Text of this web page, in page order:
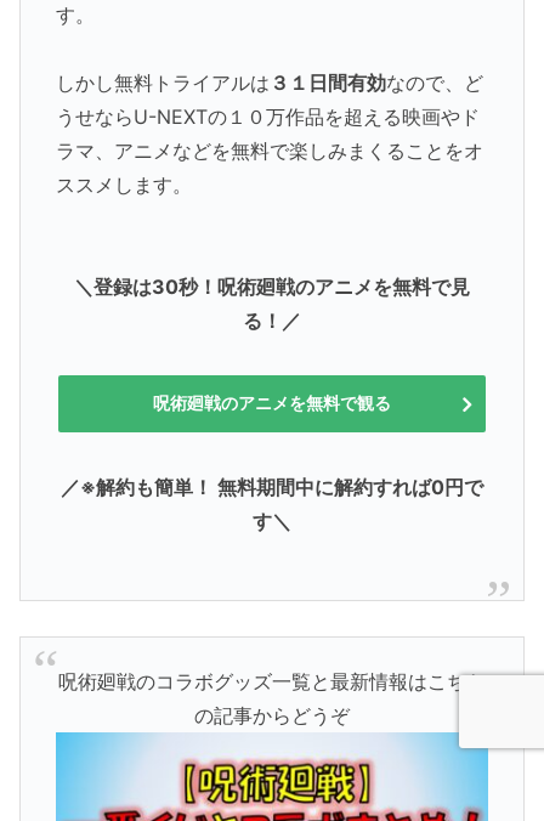
す。
しかし無料トライアルは ３１日間有効なので、ど
うせならU-NEXTの１０万作品を超える映画やド
ラマ、アニメなどを無料で楽しみまくることをオ
ススメします。
＼登録は30秒！呪術廻戦のアニメを無料で見
る！／
呪術廻戦のアニメを無料で観る
／※解約も簡単！ 無料期間中に解約すれば0円で
す＼
呪術廻戦のコラボグッズ一覧と最新情報はこちら
の記事からどうぞ